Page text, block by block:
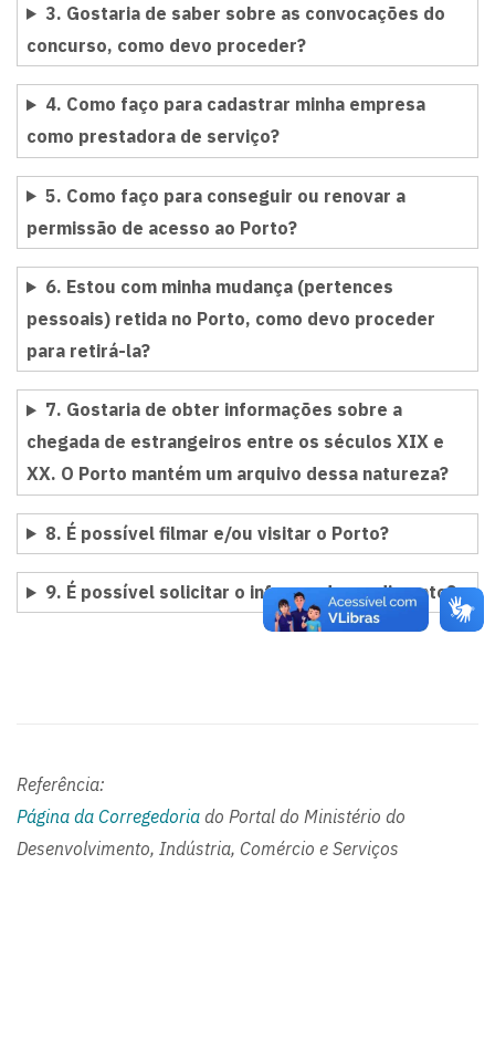
3. Gostaria de saber sobre as convocações do
concurso, como devo proceder?
4. Como faço para cadastrar minha empresa
como prestadora de serviço?
5. Como faço para conseguir ou renovar a
permissão de acesso ao Porto?
6. Estou com minha mudança (pertences
pessoais) retida no Porto, como devo proceder
para retirá-la?
7. Gostaria de obter informações sobre a
chegada de estrangeiros entre os séculos XIX e
XX. O Porto mantém um arquivo dessa natureza?
8. É possível filmar e/ou visitar o Porto?
9. É possível solicitar o informe de rendimento?
Referência:
Página da Corregedoria do Portal do Ministério do
Desenvolvimento, Indústria, Comércio e Serviços